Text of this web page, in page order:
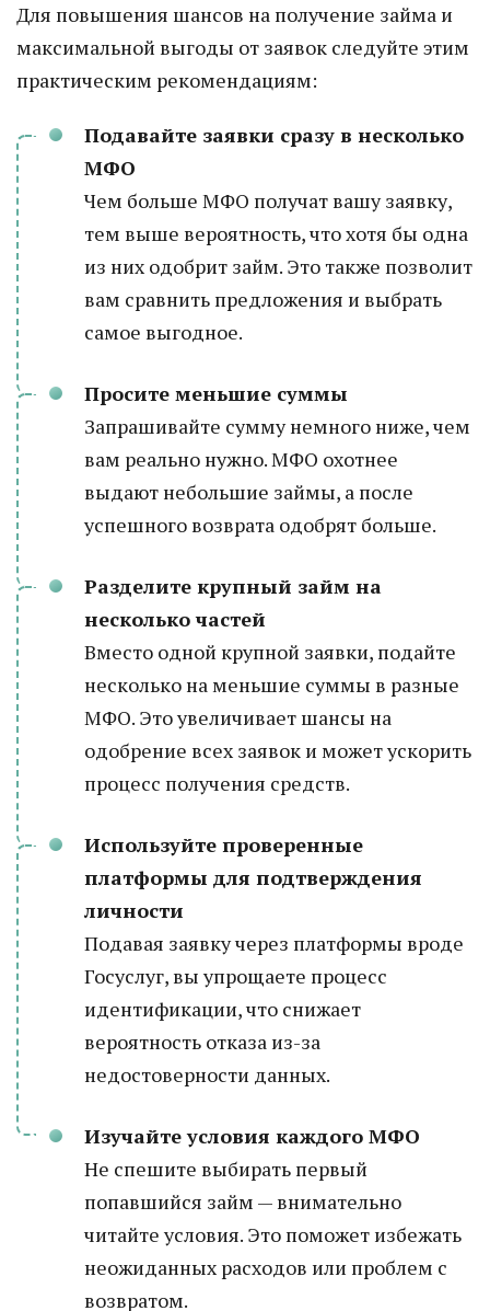
Для повышения шансов на получение займа и
максимальной выгоды от заявок следуйте этим
практическим рекомендациям:
Подавайте заявки сразу в несколько
МФО
Чем больше МФО получат вашу заявку,
тем выше вероятность, что хотя бы одна
из них одобрит займ. Это также позволит
вам сравнить предложения и выбрать
самое выгодное.
Просите меньшие суммы
Запрашивайте сумму немного ниже, чем
вам реально нужно. МФО охотнее
выдают небольшие займы, а после
успешного возврата одобрят больше.
Разделите крупный займ на
несколько частей
Вместо одной крупной заявки, подайте
несколько на меньшие суммы в разные
МФО. Это увеличивает шансы на
одобрение всех заявок и может ускорить
процесс получения средств.
Используйте проверенные
платформы для подтверждения
личности
Подавая заявку через платформы вроде
Госуслуг, вы упрощаете процесс
идентификации, что снижает
вероятность отказа из-за
недостоверности данных.
Изучайте условия каждого МФО
Не спешите выбирать первый
попавшийся займ — внимательно
читайте условия. Это поможет избежать
неожиданных расходов или проблем с
возвратом.